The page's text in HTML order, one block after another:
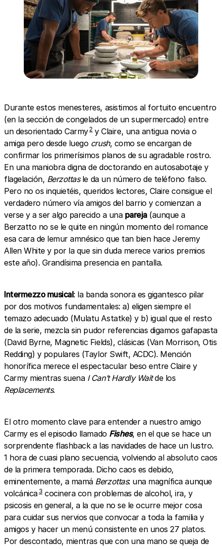
Durante estos menesteres, asistimos al fortuito encuentro
(en la sección de congelados de un supermercado) entre
un desorientado Carmy 2y Claire, una antigua novia o
amiga pero desde luego crush, como se encargan de
confirmar los primerísimos planos de su agradable rostro.
En una maniobra digna de doctorando en autosabotaje y
flagelación, Berzottasle da un número de teléfono falso.
Pero no os inquietéis, queridos lectores, Claire consigue el
verdadero número vía amigos del barrio y comienzan a
verse y a ser algo parecido a una pareja(aunque a
Berzatto no se le quite en ningún momento del romance
esa cara de lemur amnésico que tan bien hace Jeremy
Allen White y por la que sin duda merece varios premios
este año). Grandísima presencia en pantalla.
Intermezzo musical: la banda sonora es gigantesco pilar
por dos motivos fundamentales: a) eligen siempre el
temazo adecuado (Mulatu Astatke) y b) igual que el resto
de la serie, mezcla sin pudor referencias digamos gafapasta
(David Byrne, Magnetic Fields), clásicas (Van Morrison, Otis
Redding) y populares (Taylor Swift, ACDC). Mención
honorífica merece el espectacular beso entre Claire y
Carmy mientras suena I Can’t Hardly Waitde los
Replacements.
El otro momento clave para entender a nuestro amigo
Carmy es el episodio llamado Fishes, en el que se hace un
sorprendente flashback a las navidades de hace un lustro.
1 hora de cuasi plano secuencia, volviendo al absoluto caos
de la primera temporada. Dicho caos es debido,
eminentemente, a mamá Berzottas: una magnífica aunque
volcánica 3cocinera con problemas de alcohol, ira, y
psicosis en general, a la que no se le ocurre mejor cosa
para cuidar sus nervios que convocar a toda la familia y
amigos y hacer un menú consistente en unos 27 platos.
Por descontado, mientras que con una mano se queja de